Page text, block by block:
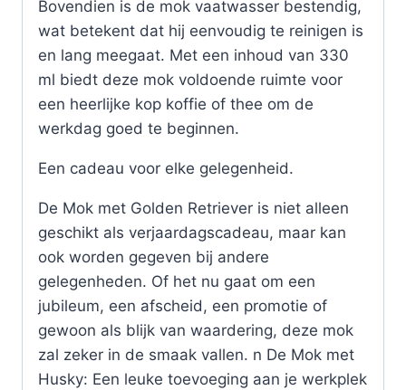
Bovendien is de mok vaatwasser bestendig,
wat betekent dat hij eenvoudig te reinigen is
en lang meegaat. Met een inhoud van 330
ml biedt deze mok voldoende ruimte voor
een heerlijke kop koffie of thee om de
werkdag goed te beginnen.
Een cadeau voor elke gelegenheid.
De Mok met Golden Retriever is niet alleen
geschikt als verjaardagscadeau, maar kan
ook worden gegeven bij andere
gelegenheden. Of het nu gaat om een
jubileum, een afscheid, een promotie of
gewoon als blijk van waardering, deze mok
zal zeker in de smaak vallen. n De Mok met
Husky: Een leuke toevoeging aan je werkplek